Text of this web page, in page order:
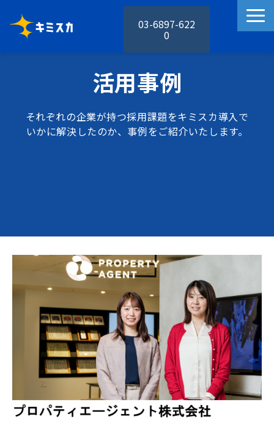
03-6897-622
0
キミスカの機能
料金プラン
活用事例
それぞれの企業が持つ採用課題をキミスカ導入で
いかに解決したのか、事例をご紹介いたします。